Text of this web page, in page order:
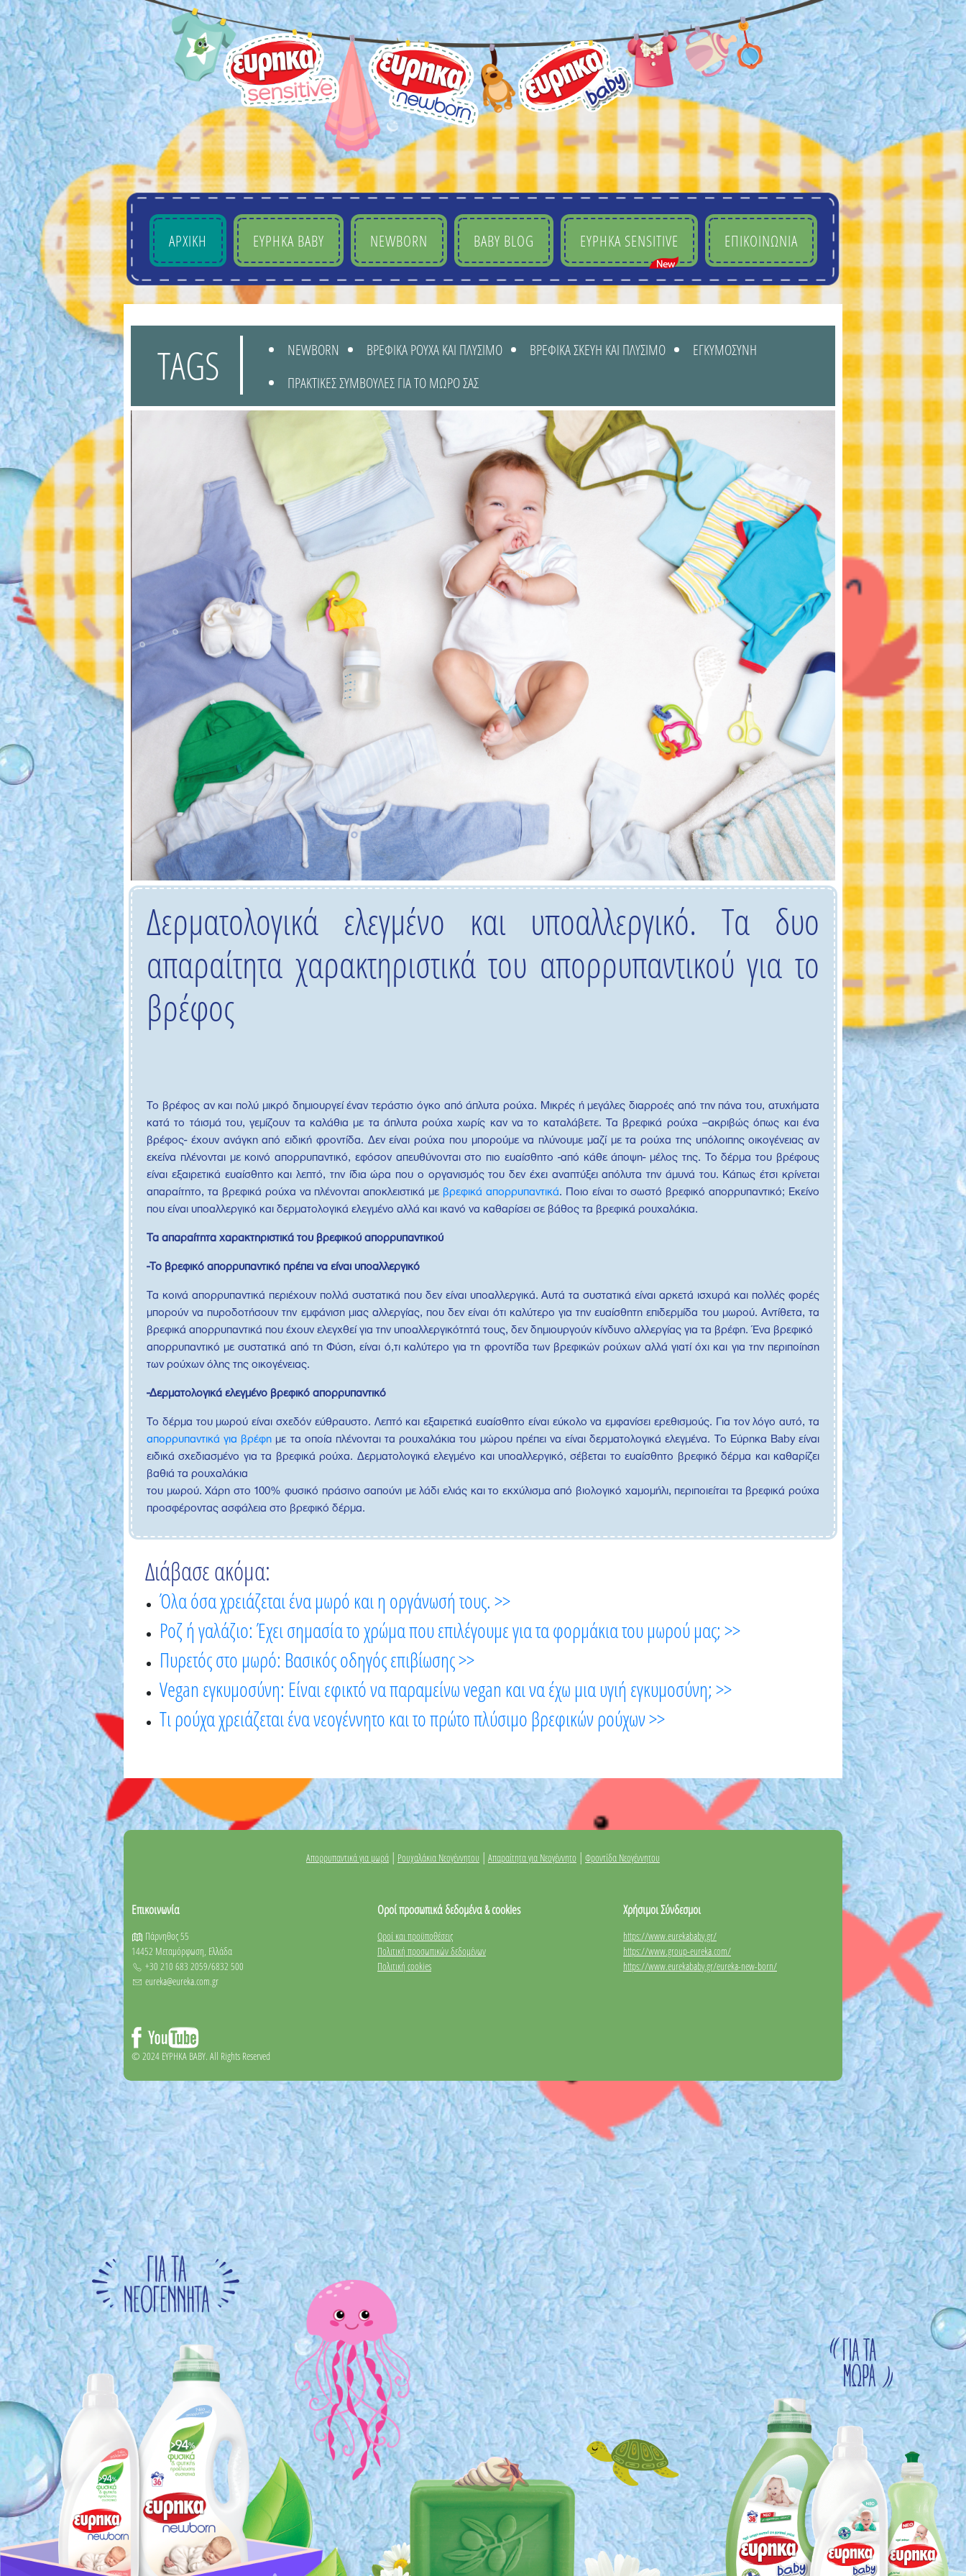
ΑΡΧΙΚΗ EYΡHKA BABY NEWBORN BABY BLOG ΕΥΡΗΚΑ SENSITIVE ΕΠΙΚΟΙΝΩΝΙΑ
TAGS NEWBORN ΒΡΕΦΙΚΑ ΡΟΥΧΑ ΚΑΙ ΠΛΥΣΙΜΟ ΒΡΕΦΙΚΑ ΣΚΕΥΗ ΚΑΙ ΠΛΥΣΙΜΟ
ΕΓΚΥΜΟΣΥΝΗ
ΠΡΑΚΤΙΚΕΣ ΣΥΜΒΟΥΛΕΣ ΓΙΑ ΤΟ ΜΩΡΟ ΣΑΣ
Δερματολογικά ελεγμένο και υποαλλεργικό. Τα δυο
απαραίτητα χαρακτηριστικά του απορρυπαντικού για το
βρέφος
Το βρέφος αν και πολύ μικρό δημιουργεί έναν τεράστιο όγκο από άπλυτα ρούχα. Μικρές ή μεγάλες διαρροές από την πάνα του, ατυχήματα
κατά το τάισμά του, γεμίζουν τα καλάθια με τα άπλυτα ρούχα χωρίς καν να το καταλάβετε. Τα βρεφικά ρούχα –ακριβώς όπως και ένα
βρέφος- έχουν ανάγκη από ειδική φροντίδα. Δεν είναι ρούχα που μπορούμε να πλύνουμε μαζί με τα ρούχα της υπόλοιπης οικογένειας αν
εκείνα πλένονται με κοινό απορρυπαντικό, εφόσον απευθύνονται στο πιο ευαίσθητο -από κάθε άποψη- μέλος της. Το δέρμα του βρέφους
είναι εξαιρετικά ευαίσθητο και λεπτό, την ίδια ώρα που ο οργανισμός του δεν έχει αναπτύξει απόλυτα την άμυνά του. Κάπως έτσι κρίνεται
απαραίτητο, τα βρεφικά ρούχα να πλένονται αποκλειστικά με βρεφικά απορρυπαντικά. Ποιο είναι το σωστό βρεφικό απορρυπαντικό; Εκείνο
που είναι υποαλλεργικό και δερματολογικά ελεγμένο αλλά και ικανό να καθαρίσει σε βάθος τα βρεφικά ρουχαλάκια.
Τα απαραίτητα χαρακτηριστικά του βρεφικού απορρυπαντικού
-Το βρεφικό απορρυπαντικό πρέπει να είναι υποαλλεργικό
Τα κοινά απορρυπαντικά περιέχουν πολλά συστατικά που δεν είναι υποαλλεργικά. Αυτά τα συστατικά είναι αρκετά ισχυρά και πολλές φορές
μπορούν να πυροδοτήσουν την εμφάνιση μιας αλλεργίας, που δεν είναι ότι καλύτερο για την ευαίσθητη επιδερμίδα του μωρού. Αντίθετα, τα
βρεφικά απορρυπαντικά που έχουν ελεγχθεί για την υποαλλεργικότητά τους, δεν δημιουργούν κίνδυνο αλλεργίας για τα βρέφη. Ένα βρεφικό
απορρυπαντικό με συστατικά από τη Φύση, είναι ό,τι καλύτερο για τη φροντίδα των βρεφικών ρούχων αλλά γιατί όχι και για την περιποίηση
των ρούχων όλης της οικογένειας.
-Δερματολογικά ελεγμένο βρεφικό απορρυπαντικό
Το δέρμα του μωρού είναι σχεδόν εύθραυστο. Λεπτό και εξαιρετικά ευαίσθητο είναι εύκολο να εμφανίσει ερεθισμούς. Για τον λόγο αυτό, τα
απορρυπαντικά για βρέφη με τα οποία πλένονται τα ρουχαλάκια του μώρου πρέπει να είναι δερματολογικά ελεγμένα. Το Εύρηκα Baby είναι
ειδικά σχεδιασμένο για τα βρεφικά ρούχα. Δερματολογικά ελεγμένο και υποαλλεργικό, σέβεται το ευαίσθητο βρεφικό δέρμα και καθαρίζει
βαθιά τα ρουχαλάκια
του μωρού. Χάρη στο 100% φυσικό πράσινο σαπούνι με λάδι ελιάς και το εκχύλισμα από βιολογικό χαμομήλι, περιποιείται τα βρεφικά ρούχα
προσφέροντας ασφάλεια στο βρεφικό δέρμα.
Διάβασε ακόμα:
Όλα όσα χρειάζεται ένα μωρό και η οργάνωσή τους. >>
Ροζ ή γαλάζιο: Έχει σημασία το χρώμα που επιλέγουμε για τα φορμάκια του μωρού μας; >>
Πυρετός στο μωρό: Βασικός οδηγός επιβίωσης >>
Vegan εγκυμοσύνη: Είναι εφικτό να παραμείνω vegan και να έχω μια υγιή εγκυμοσύνη; >>
Τι ρούχα χρειάζεται ένα νεογέννητο και το πρώτο πλύσιμο βρεφικών ρούχων >>
Απορρυπαντικά για μωρά | Ρουχαλάκια Νεογέννητου | Απαραίτητα για Νεογέννητο | Φροντίδα Νεογέννητου
Επικοινωνία
Πάρνηθος 55
14452 Μεταμόρφωση, Ελλάδα
+30 210 683 2059/6832 500
eureka@eureka.com.gr
Οροί προσωπικά δεδομένα & cookies
Οροί και προϋποθέσεις
Πολιτική προσωπικών δεδομένων
Πολιτική cookies
Χρήσιμοι Σύνδεσμοι
https://www.eurekababy.gr/
https://www.group-eureka.com/
https://www.eurekababy.gr/eureka-new-born/
© 2024 EYΡΗΚΑ BABY. All Rights Reserved